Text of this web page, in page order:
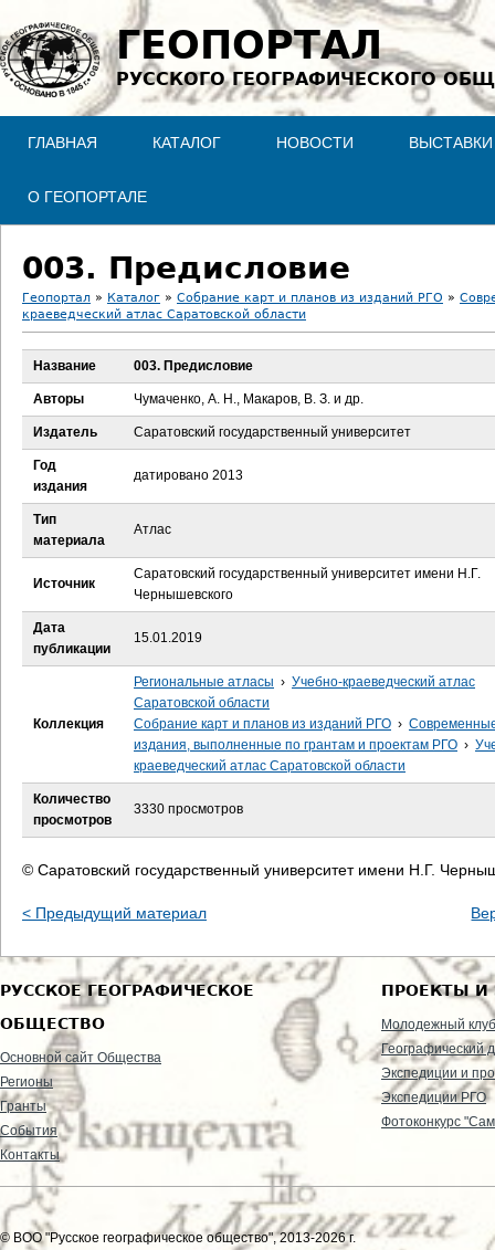
Jump to navigation
ГЕОПОРТАЛ
РУССКОГО ГЕОГРАФИЧЕСКОГО
ГЛАВНАЯ КАТАЛОГ НОВОСТИ ВЫСТАВКИ
О ГЕОПОРТАЛЕ
003. Предисловие
В
ы
з
д
е
с
ь
Геопортал » Каталог » Собрание карт и планов из изданий РГО »
краеведческий атлас Саратовской области
Название 003. Предисловие
Авторы Чумаченко, А. Н., Макаров, В. З. и др.
Издатель Саратовский государственный университет
Год
издания
датировано 2013
Тип
материала
Атлас
Источник
Саратовский государственный университет имени Н.Г.
Чернышевского
Дата
публикации
15.01.2019
Коллекция
Региональные атласы › Учебно-краеведческий атлас
Саратовской области
Собрание карт и планов из изданий РГО ›
издания, выполненные по грантам и проектам РГО ›
краеведческий атлас Саратовской области
Количество
просмотров
3330 просмотров
© Саратовский государственный университет имени Н.Г.
< Предыдущий материал
РУССКОЕ ГЕОГРАФИЧЕСКОЕ
ОБЩЕСТВО
Основной сайт Общества
Регионы
Гранты
События
Контакты
ПРОЕКТЫ И
Молодежный клуб
Географический
Экспедиции и
Экспедиции РГО
Фотоконкурс
© ВОО "Русское географическое общество", 2013-2026 г.